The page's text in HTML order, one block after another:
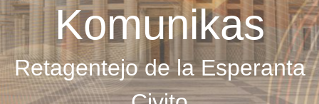
Komunikas
Retagentejo de la Esperanta